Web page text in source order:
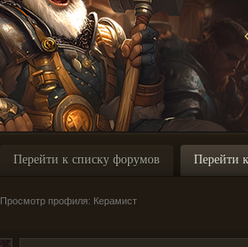
Перейти к списку форумов Перейти
Просмотр профиля: Керамист